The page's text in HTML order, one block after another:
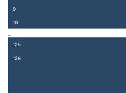
9
10
...
125
126